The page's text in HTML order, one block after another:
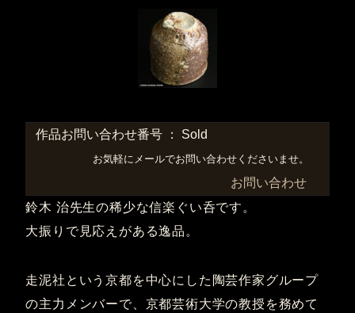
作品お問い合わせ番号 ： Sold
お気軽にメールでお問い合わせくださいませ。
お問い合わせ
鈴木 治先生の稀少な信楽ぐい呑です。
大振りで見応えがある逸品。
走泥社という京都を中心にした陶芸作家グループ
の主力メンバーで、京都芸術大学の教授を務めて